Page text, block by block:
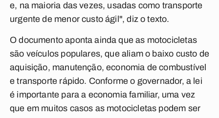
e, na maioria das vezes, usadas como transporte
urgente de menor custo ágil", diz o texto.
O documento aponta ainda que as motocicletas
são veículos populares, que aliam o baixo custo de
aquisição, manutenção, economia de combustível
e transporte rápido. Conforme o governador, a lei
é importante para a economia familiar, uma vez
que em muitos casos as motocicletas podem ser